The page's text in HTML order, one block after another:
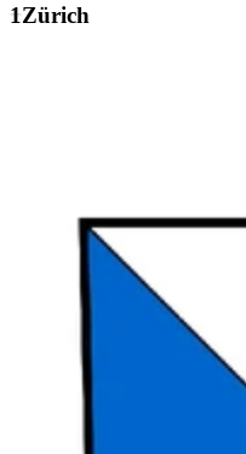
Zürich